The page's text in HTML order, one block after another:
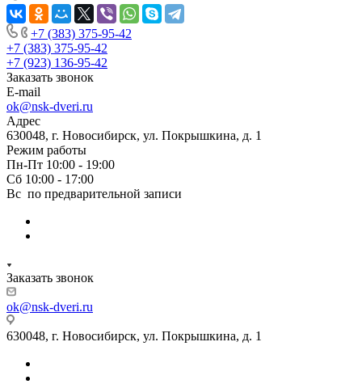
установили! Установщики сделали свою
работу очень аккуратно, после себя убрали
абсолютно всю строительную пыль и
оставили идеальный порядок.Спасибо вам!
+7 (383) 375-95-42
+7 (383) 375-95-42
+7 (923) 136-95-42
Заказать звонок
E-mail
ok@nsk-dveri.ru
Адрес
630048, г. Новосибирск, ул. Покрышкина, д. 1
Режим работы
Пн-Пт 10:00 - 19:00
Сб 10:00 - 17:00
Вс по предварительной записи
Заказать звонок
ok@nsk-dveri.ru
630048, г. Новосибирск, ул. Покрышкина, д. 1